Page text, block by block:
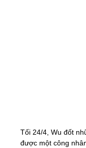
Tối 24/4, Wu đốt
được một công